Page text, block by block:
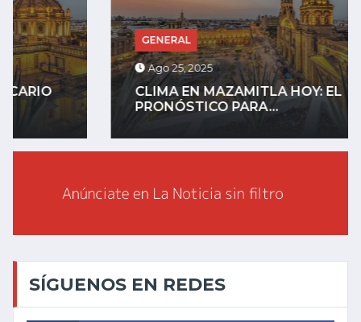
GENERAL
Ago 25, 2025
CLIMA EN MAZAMITLA HOY: EL
PRONÓSTICO PARA...
SÍGUENOS EN REDES